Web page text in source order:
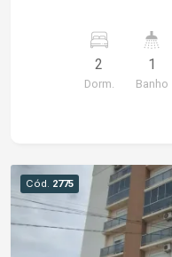
2
Dorm.
1
Banho
Cód. 2775